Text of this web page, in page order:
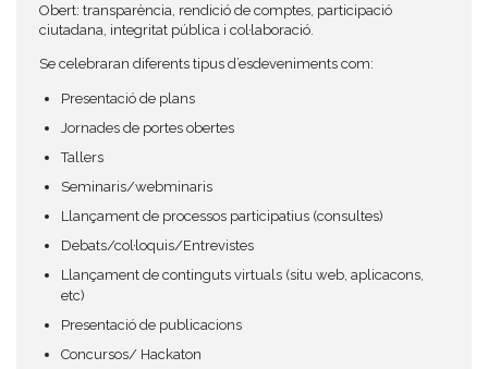
Obert: transparència, rendició de comptes, participació
ciutadana, integritat pública i col·laboració.
Se celebraran diferents tipus d’esdeveniments com:
Presentació de plans
Jornades de portes obertes
Tallers
Seminaris/webminaris
Llançament de processos participatius (consultes)
Debats/col·loquis/Entrevistes
Llançament de continguts virtuals (situ web, aplicacons,
etc)
Presentació de publicacions
Concursos/ Hackaton